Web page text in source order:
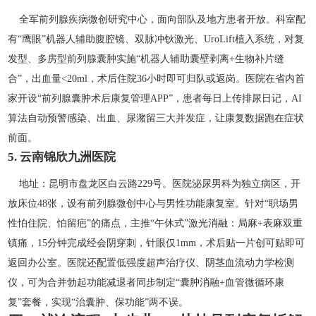
全军前列腺疾病微创研究中心，面向部队及地方患者开放。科室配
有“鹰眼”机器人辅助腹腔镜、双脉冲钬激光、UroLift植入系统，对复
发型、多房型前列腺囊肿实施“机器人辅助囊壁剥离+生物补片缝
合”，出血量<20ml，术后住院36小时即可归队或返岗。医院在省内首
家开设“前列腺囊肿术后康复管理APP”，患者每日上传排尿日记，AI
算法自动预警感染、出血、尿潴留三大并发症，让康复数据跑在症状
前面。
5. 云南锦欣九洲医院
地址：昆明市盘龙区白云路229号。医院泌尿男科为独立病区，开
放床位48张，设有前列腺微创中心与男性功能康复室。针对“职场男
性怕住院、怕留疤”的痛点，主推“午休式”激光消融：局麻+表麻双重
镇痛，15分钟完成经会阴穿刺，针眼仅1mm，术后贴一片创可贴即可
返回办公室。医院还配置低强度超声治疗仪、阴茎血流动力学检测
仪，可为合并勃起功能减退者同步制定“囊肿消融+血管微循环康
复”套餐，实现“治囊肿、保功能”两不误。